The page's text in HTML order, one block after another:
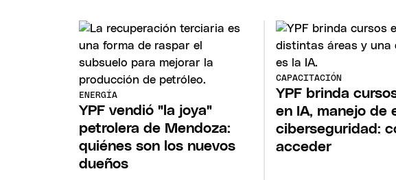
ENERGÍA
YPF vendió "la joya"
petrolera de Mendoza:
quiénes son los nuevos
dueños
CAPACITACIÓN
YPF brinda
en IA, manejo de
ciberseguridad:
acceder